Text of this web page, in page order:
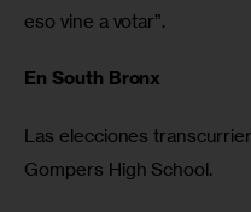
eso vine a votar”.
En South Bronx
Las elecciones
Gompers High School.